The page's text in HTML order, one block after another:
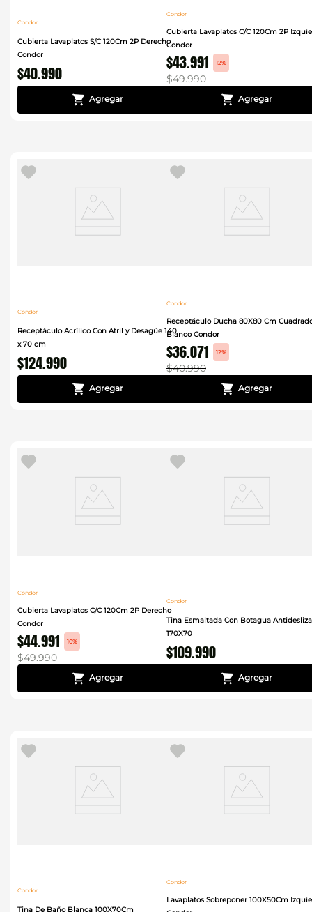
Condor
Cubierta Lavaplatos S/C 120Cm 2P Derecho
Condor
$40.990
Condor
Cubierta Lavaplatos C/C 120Cm 2P
Condor
$43.991 12%
$49.990
Condor
Receptáculo Acrílico Con Atril y Desagüe 140
x 70 cm
$124.990
Condor
Receptáculo Ducha 80X80 Cm
Blanco Condor
$36.071 12%
$40.990
Condor
Cubierta Lavaplatos C/C 120Cm 2P Derecho
Condor
$44.991 10%
$49.990
Condor
Tina Esmaltada Con Botagua
170X70
$109.990
Condor
Tina De Baño Blanca 100X70Cm
Condor
Lavaplatos Sobreponer 100X50Cm